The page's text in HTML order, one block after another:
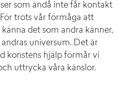
som ändå inte får kontakt
trots vår förmåga att
det som andra känner,
universum. Det är
konstens hjälp förmår vi
uttrycka våra känslor.